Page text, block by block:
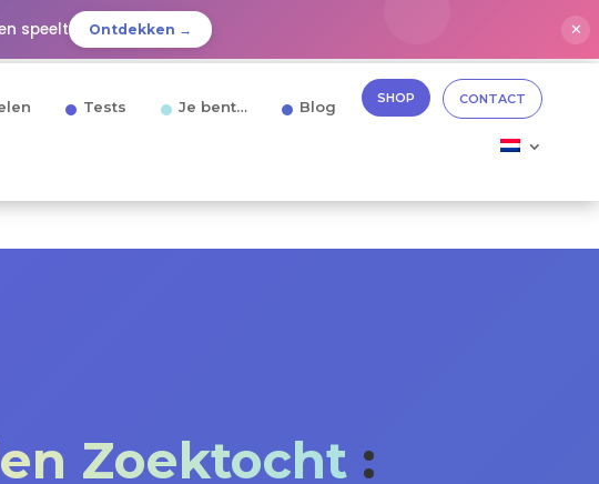
speelt Ontdekken → ✕
Tests Je bent… Blog SHOP CONTACT
Zoektocht :